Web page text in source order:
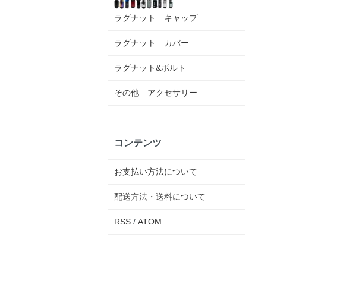
ラグナット キャップ
ラグナット カバー
ラグナット&ボルト
その他 アクセサリー
コンテンツ
お支払い方法について
配送方法・送料について
RSS / ATOM